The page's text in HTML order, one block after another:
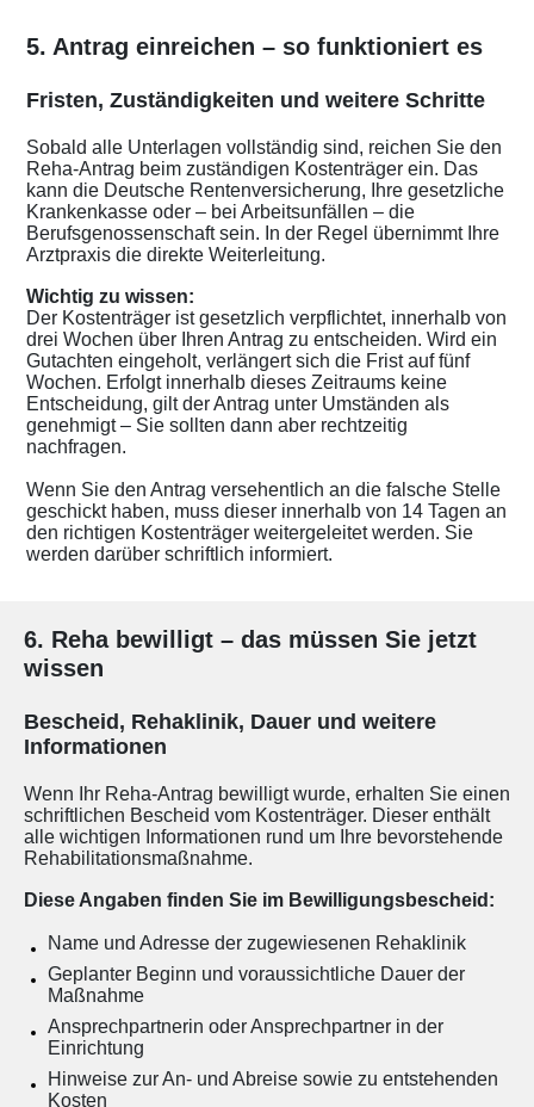
5. Antrag einreichen – so funktioniert es
Fristen, Zuständigkeiten und weitere Schritte
Sobald alle Unterlagen vollständig sind, reichen Sie den
Reha-Antrag beim zuständigen Kostenträger ein. Das
kann die Deutsche Rentenversicherung, Ihre gesetzliche
Krankenkasse oder – bei Arbeitsunfällen – die
Berufsgenossenschaft sein. In der Regel übernimmt Ihre
Arztpraxis die direkte Weiterleitung.
Wichtig zu wissen:
Der Kostenträger ist gesetzlich verpflichtet, innerhalb von
drei Wochen über Ihren Antrag zu entscheiden. Wird ein
Gutachten eingeholt, verlängert sich die Frist auf fünf
Wochen. Erfolgt innerhalb dieses Zeitraums keine
Entscheidung, gilt der Antrag unter Umständen als
genehmigt – Sie sollten dann aber rechtzeitig
nachfragen.
Wenn Sie den Antrag versehentlich an die falsche Stelle
geschickt haben, muss dieser innerhalb von 14 Tagen an
den richtigen Kostenträger weitergeleitet werden. Sie
werden darüber schriftlich informiert.
6. Reha bewilligt – das müssen Sie jetzt
wissen
Bescheid, Rehaklinik, Dauer und weitere
Informationen
Wenn Ihr Reha-Antrag bewilligt wurde, erhalten Sie einen
schriftlichen Bescheid vom Kostenträger. Dieser enthält
alle wichtigen Informationen rund um Ihre bevorstehende
Rehabilitationsmaßnahme.
Diese Angaben finden Sie im Bewilligungsbescheid:
Name und Adresse der zugewiesenen Rehaklinik
Geplanter Beginn und voraussichtliche Dauer der
Maßnahme
Ansprechpartnerin oder Ansprechpartner in der
Einrichtung
Hinweise zur An- und Abreise sowie zu entstehenden
Kosten